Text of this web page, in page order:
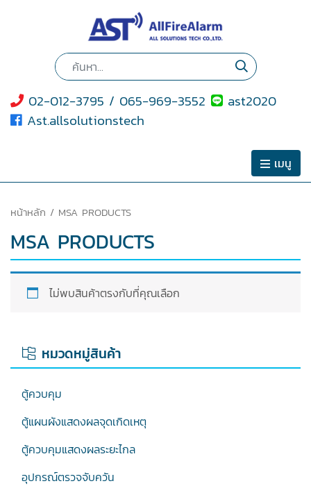
02-012-3795 / 065-969-3552
ast2020
Ast.allsolutionstech
เมนู
หมวดหมู่สินค้า
ตู้ควบคุม
ตู้แผนผังแสดงผลจุดเกิดเหตุ
ตู้ควบคุมแสดงผลระยะไกล
อุปกรณ์ตรวจจับควัน
หน้าหลัก / MSA PRODUCTS
MSA PRODUCTS
ไม่พบสินค้าตรงกับที่คุณเลือก